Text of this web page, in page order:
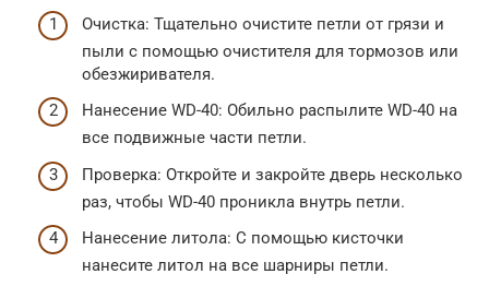
Очистка: Тщательно очистите петли от грязи и
пыли с помощью очистителя для тормозов или
обезжиривателя.
Нанесение WD-40: Обильно распылите WD-40 на
все подвижные части петли.
Проверка: Откройте и закройте дверь несколько
раз, чтобы WD-40 проникла внутрь петли.
Нанесение литола: С помощью кисточки
нанесите литол на все шарниры петли.